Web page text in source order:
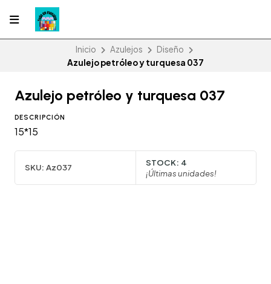
Inicio Azulejos
Diseño
Azulejo petróleo y turquesa 037
Azulejo petróleo y turquesa 037
DESCRIPCIÓN
15*15
SKU: Az037 STOCK: 4
¡Últimas unidades!